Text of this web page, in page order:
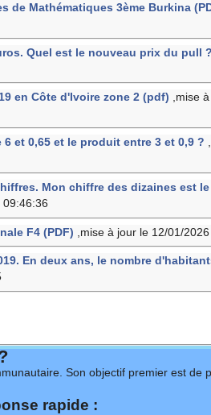
de Mathématiques 3ème Burkina
Quel est le nouveau prix du pull ?
en Côte d'Ivoire zone 2 (pdf) ,mise
et 0,65 et le produit entre 3 et 0,9 ?
Mon chiffre des dizaines est
09:46:36
F4 (PDF) ,mise à jour le 12/01/
En deux ans, le nombre
Son objectif premier est
rapide :